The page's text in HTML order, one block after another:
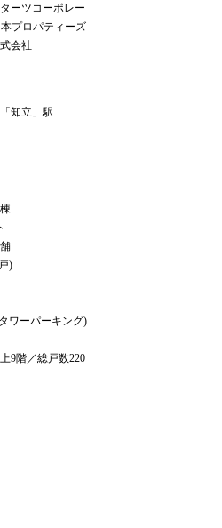
ーツコーポレー
プロパティーズ
会社
知立」駅
)
ワーパーキング)
9階／総戸数220